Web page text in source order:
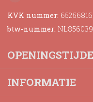
KVK nummer: 65256816
btw-nummer:
INFORMATIE